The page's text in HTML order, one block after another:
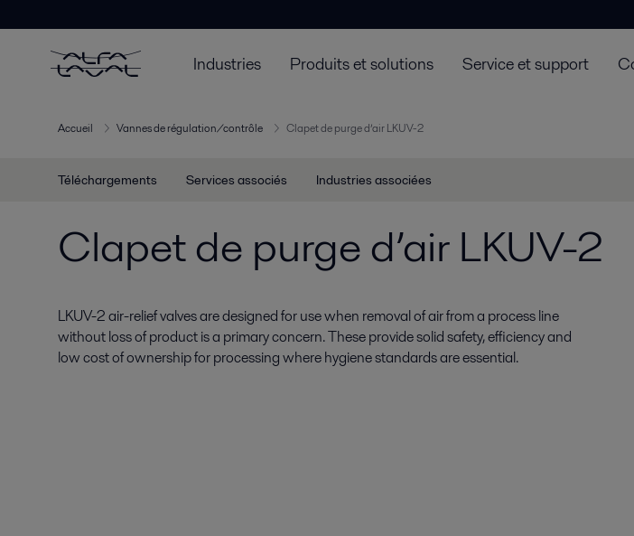
Industries Produits et solutions Service et support
Accueil Vannes de régulation/contrôle Clapet de purge d’air LKUV-2
Téléchargements Services associés Industries associées
Clapet de purge d’air LKUV-2
LKUV-2 air-relief valves are designed for use when removal of air from a process line
without loss of product is a primary concern. These provide solid safety, efficiency and
low cost of ownership for processing where hygiene standards are essential.